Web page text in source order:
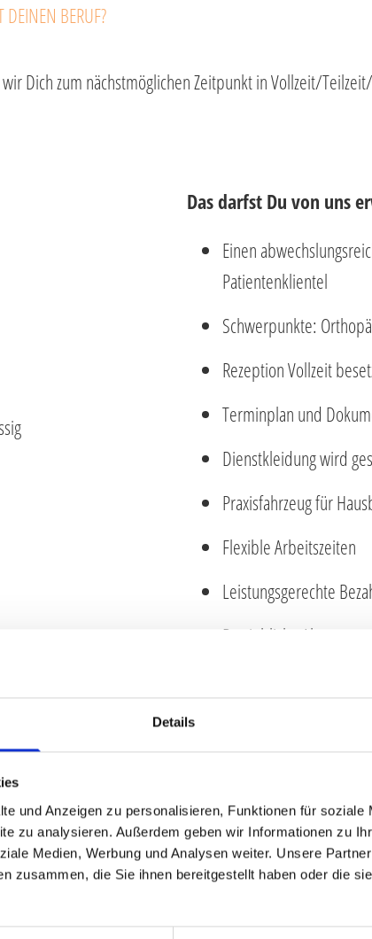
Details
und Anzeigen zu personalisieren, Funktionen für soziale
zu analysieren. Außerdem geben wir Informationen zu
Medien, Werbung und Analysen weiter. Unsere
zusammen, die Sie ihnen bereitgestellt haben oder die
BERUF?
Dich zum nächstmöglichen Zeitpunkt in Vollzeit/
Das darfst Du von uns
Einen
Patientenklientel
Schwerpunkte:
Rezeption Vollzeit
Terminplan und
Dienstkleidung wird
Praxisfahrzeug für
Flexible Arbeitszeiten
Leistungsgerechte
Betriebliche
28 Tage plus 5 Tage
Deine Chefin hat
regelmäßige
Regelmäßige